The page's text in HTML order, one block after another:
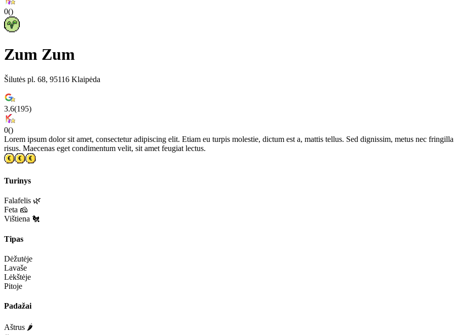
0()
Zum Zum
Šilutės pl. 68, 95116 Klaipėda
3.6(195)
0()
Lorem ipsum dolor sit amet, consectetur adipiscing elit. Etiam eu turpis molestie, dictum est a, mattis tellus. Sed dignissim, metus nec
risus. Maecenas eget condimentum velit, sit amet feugiat lectus.
Turinys
Falafelis 🌿
Feta 🧀
Vištiena 🐔
Tipas
Dėžutėje
Lavaše
Lėkštėje
Pitoje
Padažai
Aštrus 🌶️